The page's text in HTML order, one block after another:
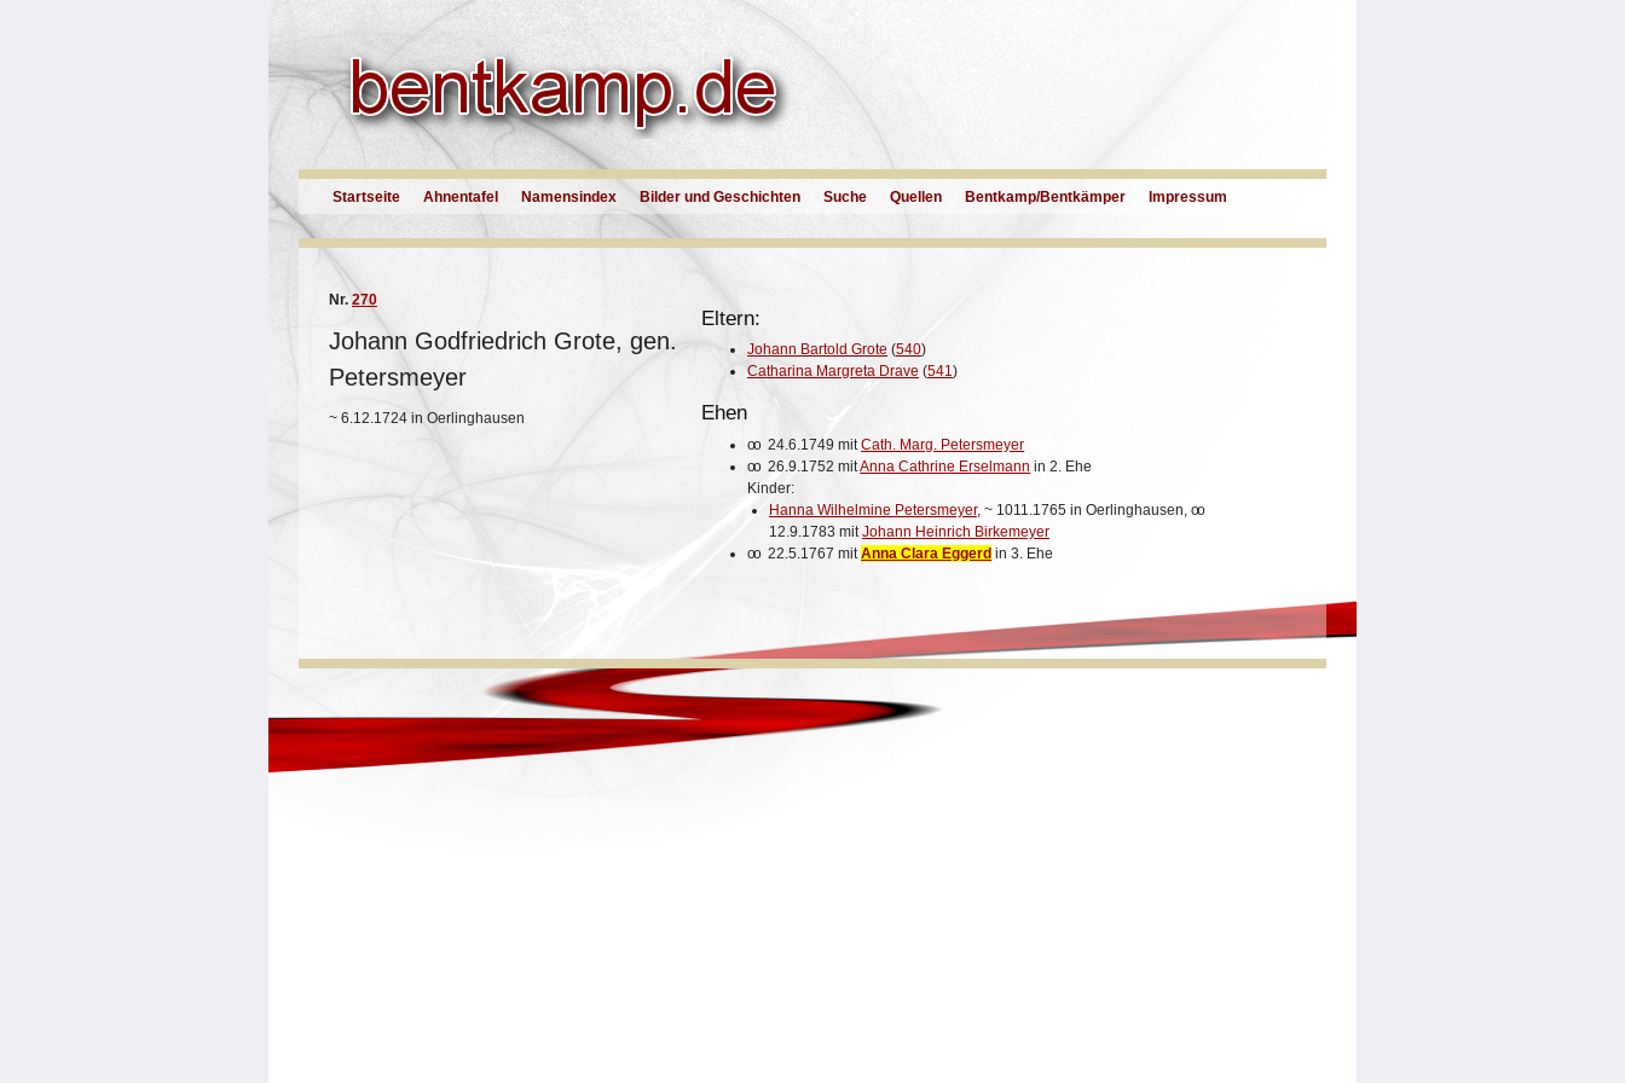
Startseite Ahnentafel Namensindex Bilder und Geschichten Suche Quellen Bentkamp/Bentkämper Impressum
Nr. 270
Johann Godfriedrich Grote, gen.
Petersmeyer
~ 6.12.1724 in Oerlinghausen
Eltern:
Johann Bartold Grote (540)
Catharina Margreta Drave (541)
Ehen
oo 24.6.1749 mitCath. Marg. Petersmeyer
oo 26.9.1752 mitAnna Cathrine Erselmann in 2. Ehe
Kinder:
Hanna Wilhelmine Petersmeyer, ~ 1011.1765 in Oerlinghausen, oo
12.9.1783 mitJohann Heinrich Birkemeyer
oo 22.5.1767 mitAnna Clara Eggerd in 3. Ehe